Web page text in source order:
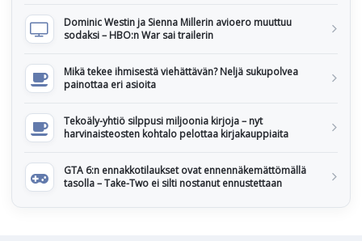
Dominic Westin ja Sienna Millerin avioero muuttuu
sodaksi – HBO:n War sai trailerin
Mikä tekee ihmisestä viehättävän? Neljä sukupolvea
painottaa eri asioita
Tekoäly-yhtiö silppusi miljoonia kirjoja – nyt
harvinaisteosten kohtalo pelottaa kirjakauppiaita
GTA 6:n ennakkotilaukset ovat ennennäkemättömällä
tasolla – Take-Two ei silti nostanut ennustettaan